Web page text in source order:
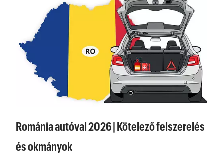
Románia autóval 2026 | Kötelező felszerelés
és okmányok